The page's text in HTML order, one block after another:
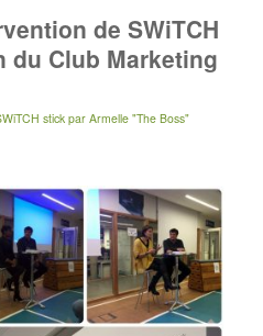
de SWiTCH
du Club Marketing
stick par Armelle "The Boss"